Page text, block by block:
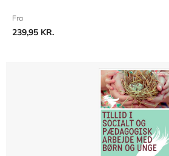
Fra
239,95 KR.